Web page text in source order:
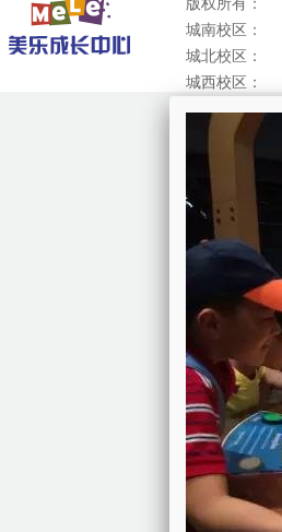
版权所有：
城南校区：
城北校区：
城西校区：
技术支持：